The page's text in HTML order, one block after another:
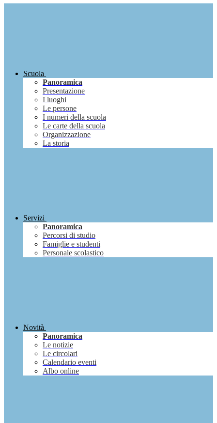
Scuola
Panoramica
Presentazione
I luoghi
Le persone
I numeri della scuola
Le carte della scuola
Organizzazione
La storia
Servizi
Panoramica
Percorsi di studio
Famiglie e studenti
Personale scolastico
Novità
Panoramica
Le notizie
Le circolari
Calendario eventi
Albo online